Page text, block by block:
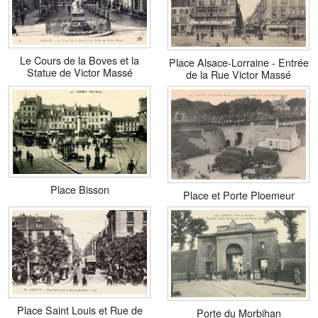
Le Cours de la Boves et la
Statue de Victor Massé
Place Alsace-Lorraine - Entrée
de la Rue Victor Massé
Place Bisson Place et Porte Ploemeur
Place Saint Louis et Rue de
Porte du Morbihan